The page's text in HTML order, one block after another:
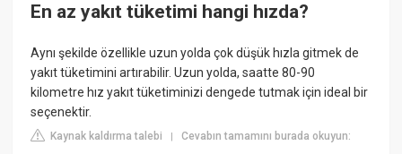
En az yakıt tüketimi hangi hızda?
Aynı şekilde özellikle uzun yolda çok düşük hızla gitmek de
yakıt tüketimini artırabilir. Uzun yolda, saatte 80-90
kilometre hız yakıt tüketiminizi dengede tutmak için ideal bir
seçenektir.
Kaynak kaldırma talebi |Cevabın tamamını burada okuyun: